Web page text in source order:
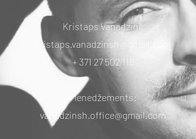
Kristaps Vanadziņš
kristaps.vanadzinsh@gmail.com
+ 371 27 502 118
Menedžements:
vanadzinsh.office@gmail.com